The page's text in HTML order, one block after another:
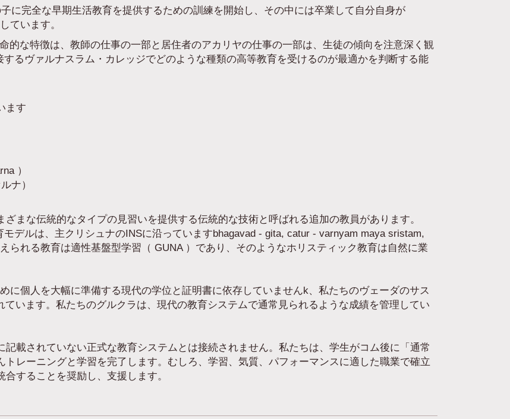
に完全な早期生活教育を提供するための訓練を開始し、その中には卒業して自分自身が
ています。
的な特徴は、教師の仕事の一部と居住者のアカリヤの仕事の一部は、生徒の傾向を注意深く観
るヴァルナスラム・カレッジでどのような種類の高等教育を受けるのが最適かを判断する能
ます
）
ナ）
まな伝統的なタイプの見習いを提供する伝統的な技術と呼ばれる追加の教員があります。
デルは、主クリシュナのINSに沿っていますbhagavad - gita, catur - varnyam maya sristam,
られる教育は適性基盤型学習（ GUNA ）であり、そのようなホリスティック教育は自然に業
に個人を大幅に準備する現代の学位と証明書に依存していませんk、私たちのヴェーダのサス
ています。私たちのグルクラは、現代の教育システムで通常見られるような成績を管理してい
載されていない正式な教育システムとは接続されません。私たちは、学生がコム後に「通常
レーニングと学習を完了します。むしろ、学習、気質、パフォーマンスに適した職業で確立
することを奨励し、支援します。